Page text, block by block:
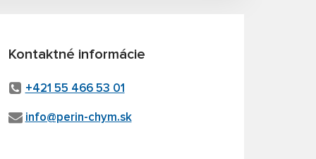
Kontaktné informácie
+421 55 466 53 01
info@perin-chym.sk